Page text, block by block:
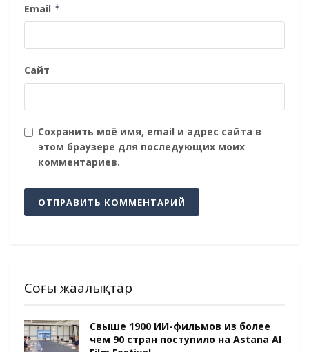
Email *
Сайт
Сохранить моё имя, email и адрес сайта в
этом браузере для последующих моих
комментариев.
Соңғы жаңалықтар
Свыше 1900 ИИ-фильмов из более
чем 90 стран поступило на Astana AI